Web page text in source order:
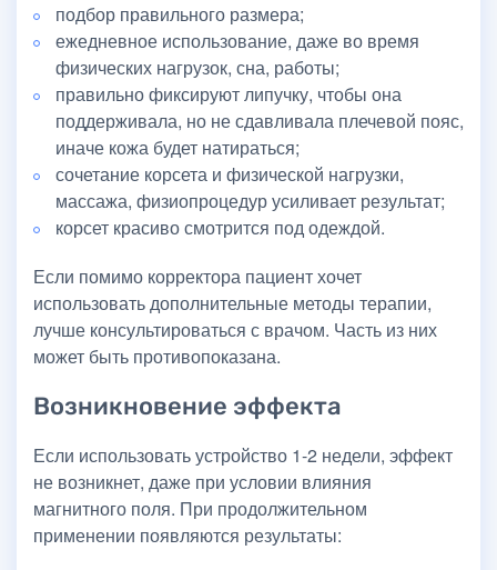
подбор правильного размера;
ежедневное использование, даже во время
физических нагрузок, сна, работы;
правильно фиксируют липучку, чтобы она
поддерживала, но не сдавливала плечевой пояс,
иначе кожа будет натираться;
сочетание корсета и физической нагрузки,
массажа, физиопроцедур усиливает результат;
корсет красиво смотрится под одеждой.
Если помимо корректора пациент хочет
использовать дополнительные методы терапии,
лучше консультироваться с врачом. Часть из них
может быть противопоказана.
Возникновение эффекта
Если использовать устройство 1-2 недели, эффект
не возникнет, даже при условии влияния
магнитного поля. При продолжительном
применении появляются результаты: